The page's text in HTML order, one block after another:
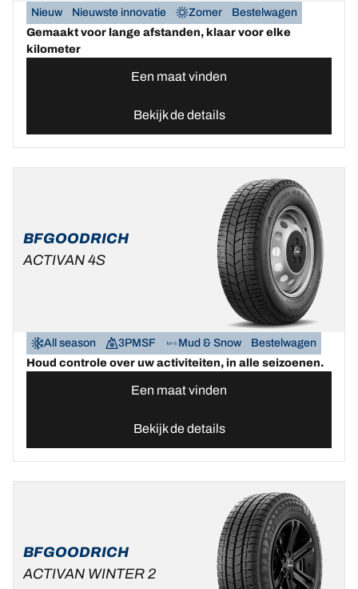
Nieuw Nieuwste innovatie Zomer
Bestelwagen
Gemaakt voor lange afstanden, klaar voor elke
kilometer
Een maat vinden
Bekijk de details
BFGOODRICH
ACTIVAN 4S
All season 3PMSF Mud & Snow
Bestelwagen
Houd controle over uw activiteiten, in alle seizoenen.
Een maat vinden
Bekijk de details
BFGOODRICH
ACTIVAN WINTER 2